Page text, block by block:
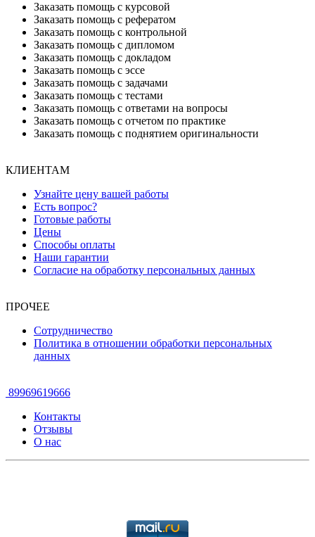
Заказать помощь с курсовой
Заказать помощь с рефератом
Заказать помощь с контрольной
Заказать помощь с дипломом
Заказать помощь с докладом
Заказать помощь с эссе
Заказать помощь с задачами
Заказать помощь с тестами
Заказать помощь с ответами на вопросы
Заказать помощь с отчетом по практике
Заказать помощь с поднятием оригинальности
КЛИЕНТАМ
Узнайте цену вашей работы
Есть вопрос?
Готовые работы
Цены
Способы оплаты
Наши гарантии
Согласие на обработку персональных данных
ПРОЧЕЕ
Сотрудничество
Политика в отношении обработки персональных
данных
89969619666
Контакты
Отзывы
О нас